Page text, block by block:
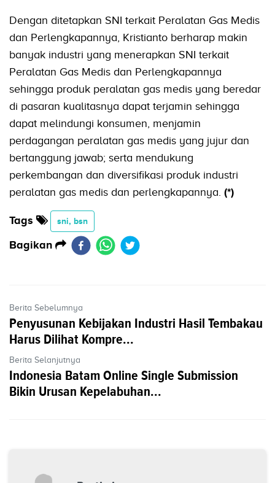
Dengan ditetapkan SNI terkait Peralatan Gas Medis
dan Perlengkapannya, Kristianto berharap makin
banyak industri yang menerapkan SNI terkait
Peralatan Gas Medis dan Perlengkapannya
sehingga produk peralatan gas medis yang beredar
di pasaran kualitasnya dapat terjamin sehingga
dapat melindungi konsumen, menjamin
perdagangan peralatan gas medis yang jujur dan
bertanggung jawab; serta mendukung
perkembangan dan diversifikasi produk industri
peralatan gas medis dan perlengkapannya. (*)
Tags sni, bsn
Bagikan
Berita Sebelumnya
Penyusunan Kebijakan Industri Hasil Tembakau
Harus Dilihat Kompre...
Berita Selanjutnya
Indonesia Batam Online Single Submission
Bikin Urusan Kepelabuhan...